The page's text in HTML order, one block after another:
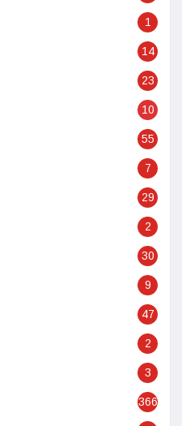
1
14
23
10
55
7
29
2
30
9
47
2
3
366